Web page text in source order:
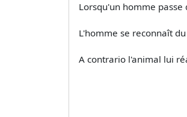
Lorsqu'un homme
L'homme se reconnaît
A contrario l'animal lui